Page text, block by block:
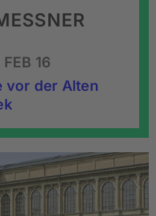
16
vor der Alten